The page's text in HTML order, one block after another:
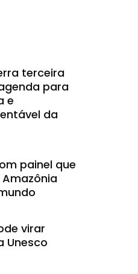
terceira
para
e
da
painel que
virar
Unesco